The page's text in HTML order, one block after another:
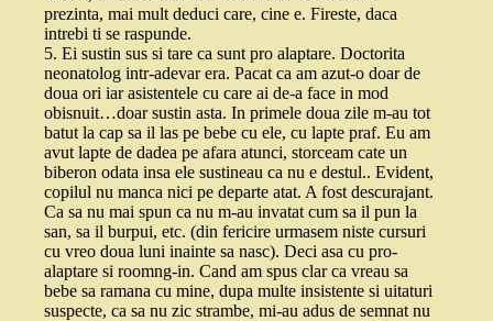
prezinta, mai mult deduci care, cine e. Fireste, daca
intrebi ti se raspunde.
5. Ei sustin sus si tare ca sunt pro alaptare. Doctorita
neonatolog intr-adevar era. Pacat ca am azut-o doar de
doua ori iar asistentele cu care ai de-a face in mod
obisnuit…doar sustin asta. In primele doua zile m-au tot
batut la cap sa il las pe bebe cu ele, cu lapte praf. Eu am
avut lapte de dadea pe afara atunci, storceam cate un
biberon odata insa ele sustineau ca nu e destul.. Evident,
copilul nu manca nici pe departe atat. A fost descurajant.
Ca sa nu mai spun ca nu m-au invatat cum sa il pun la
san, sa il burpui, etc. (din fericire urmasem niste cursuri
cu vreo doua luni inainte sa nasc). Deci asa cu pro-
alaptare si roomng-in. Cand am spus clar ca vreau sa
bebe sa ramana cu mine, dupa multe insistente si uitaturi
suspecte, ca sa nu zic strambe, mi-au adus de semnat nu